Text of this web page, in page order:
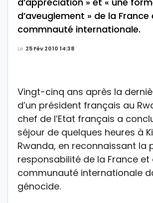
d’aveuglement » de la
commnauté internationale.
Le 25 Fév 2010 14:38
Vingt-cinq ans après la
d’un président français au
chef de l’Etat français a
séjour de quelques heures à
Rwanda, en reconnaissant la
responsabilité de la France et
communauté internationale
génocide.